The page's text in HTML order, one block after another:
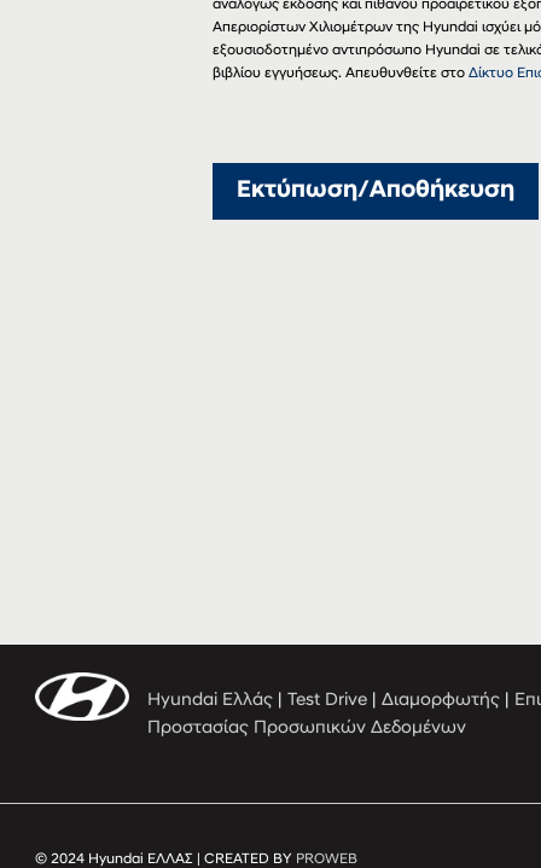
αναλόγως έκδοσης και πιθανού προαιρετικού
Απεριορίστων Χιλιομέτρων της Hyundai ισχύει
εξουσιοδοτημένο αντιπρόσωπο Hyundai σε
βιβλίου εγγυήσεως. Απευθυνθείτε στοΔίκτυο
Εκτύπωση/Αποθήκευση
Hyundai Ελλάς |Test Drive |Διαμορφωτής
Προστασίας Προσωπικών Δεδομένων
© 2024 Hyundai ΕΛΛΑΣ | CREATED BY PROWEB